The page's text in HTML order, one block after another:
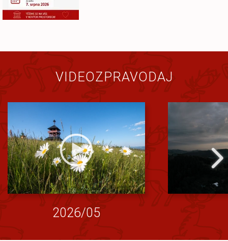
VIDEOZPRAVODAJ
2026/05